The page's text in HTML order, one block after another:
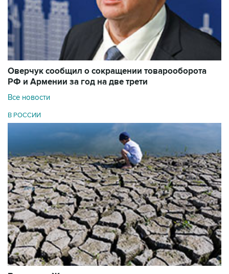
Оверчук сообщил о сокращении товарооборота
РФ и Армении за год на две трети
Все новости
В РОССИИ